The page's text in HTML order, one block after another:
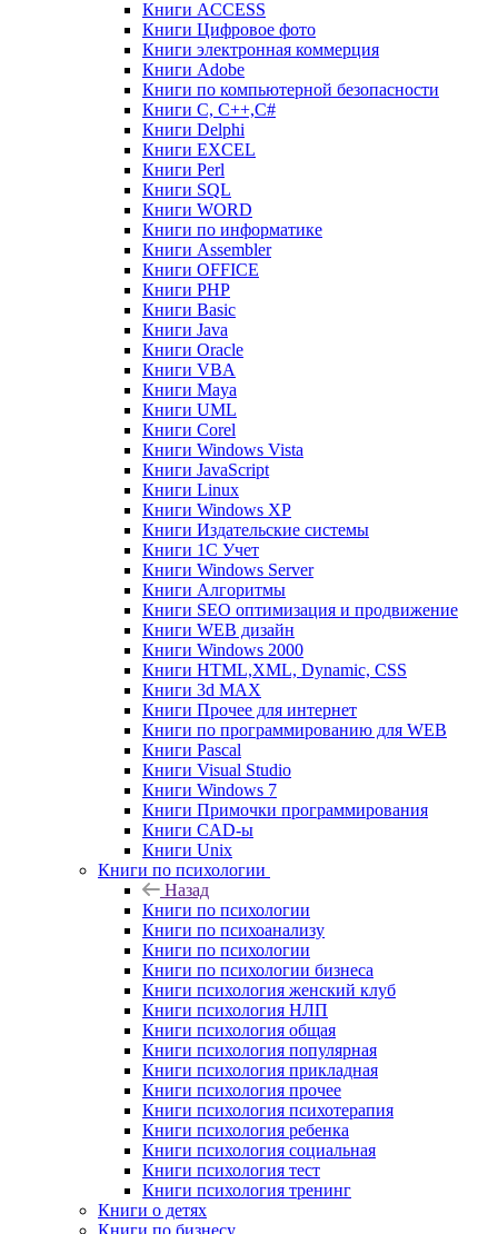
Книги ACCESS
Книги Цифровое фото
Книги электронная коммерция
Книги Adobe
Книги по компьютерной безопасности
Книги C, C++,С#
Книги Delphi
Книги EXCEL
Книги Perl
Книги SQL
Книги WORD
Книги по информатике
Книги Assembler
Книги OFFICE
Книги PHP
Книги Basic
Книги Java
Книги Oracle
Книги VBA
Книги Maya
Книги UML
Книги Corel
Книги Windows Vista
Книги JavaScript
Книги Linux
Книги Windows XP
Книги Издательские системы
Книги 1C Учет
Книги Windows Server
Книги Алгоритмы
Книги SEO оптимизация и продвижение
Книги WEB дизайн
Книги Windows 2000
Книги HTML,XML, Dynamic, CSS
Книги 3d MAX
Книги Прочее для интернет
Книги по программированию для WEB
Книги Pascal
Книги Visual Studio
Книги Windows 7
Книги Примочки программирования
Книги CAD-ы
Книги Unix
Книги по психологии
Назад
Книги по психологии
Книги по психоанализу
Книги по психологии
Книги по психологии бизнеса
Книги психология женский клуб
Книги психология НЛП
Книги психология общая
Книги психология популярная
Книги психология прикладная
Книги психология прочее
Книги психология психотерапия
Книги психология ребенка
Книги психология социальная
Книги психология тест
Книги психология тренинг
Книги о детях
Книги по бизнесу